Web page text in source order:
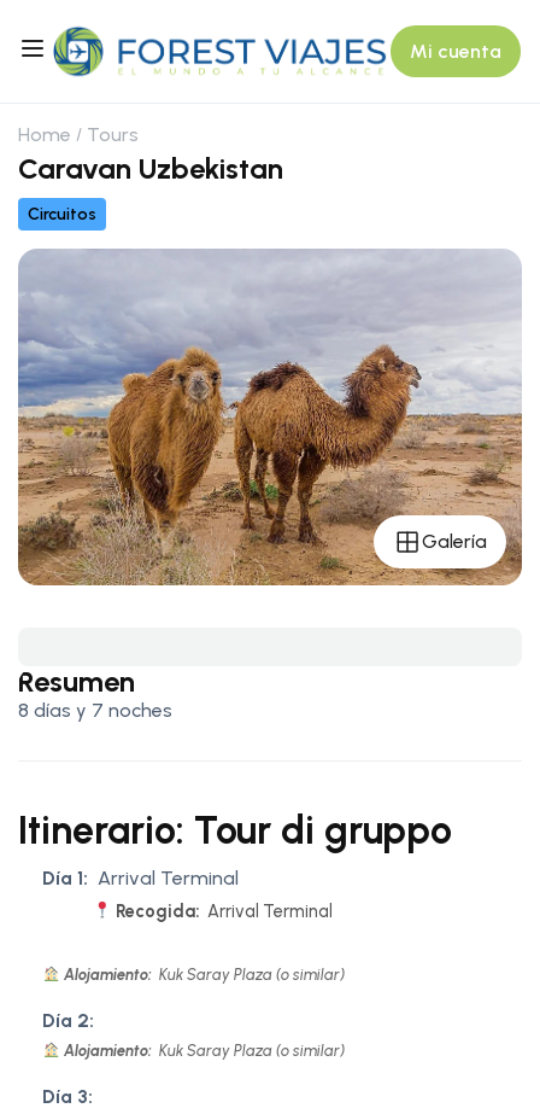
Mi cuenta
Home Tours
Caravan Uzbekistan
Circuitos
Galería
Resumen
8 días y 7 noches
Itinerario: Tour di gruppo
Día 1: Arrival Terminal
Recogida: Arrival Terminal
Alojamiento: Kuk Saray Plaza (o similar)
Día 2:
Alojamiento: Kuk Saray Plaza (o similar)
Día 3: